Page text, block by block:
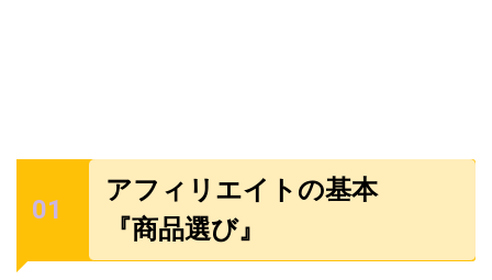
アフィリエイトの基本
『商品選び』